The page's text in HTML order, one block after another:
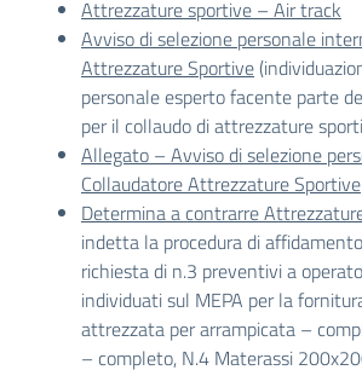
Attrezzature sportive – Air track
Avviso di selezione personale
Attrezzature Sportive
personale esperto facente parte
per il collaudo di attrezzature
Allegato – Avviso di selezione
Collaudatore Attrezzature Sportive
Determina a contrarre
indetta la procedura di
richiesta di n.3 preventivi a
individuati sul MEPA per la
attrezzata per arrampicata –
– completo, N.4 Materassi